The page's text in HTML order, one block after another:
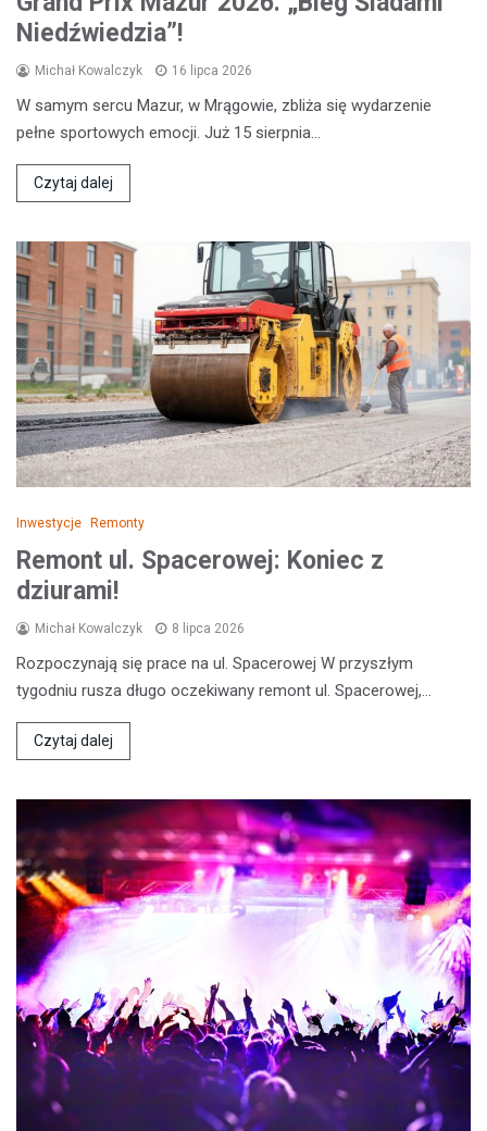
Niedźwiedzia”!
Michał Kowalczyk 16 lipca 2026
W samym sercu Mazur, w Mrągowie, zbliża się wydarzenie
pełne sportowych emocji. Już 15 sierpnia…
Czytaj dalej
Inwestycje Remonty
Remont ul. Spacerowej: Koniec z
dziurami!
Michał Kowalczyk 8 lipca 2026
Rozpoczynają się prace na ul. Spacerowej W przyszłym
tygodniu rusza długo oczekiwany remont ul. Spacerowej,…
Czytaj dalej